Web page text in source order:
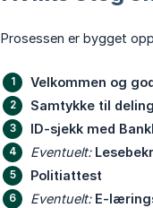
Prosessen er bygget
Velkommen og
Samtykke til
ID-sjekk med
Eventuelt:
Politiattest
Eventuelt: E-